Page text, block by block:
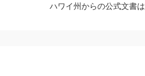
ハワイ州からの公式文書は